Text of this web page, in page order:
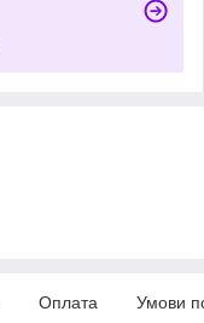
Оплата Умови